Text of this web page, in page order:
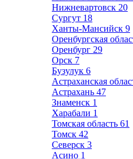
Нижневартовск 20
Сургут 18
Ханты-Мансийск 9
Оренбургская
Оренбург 29
Орск 7
Бузулук 6
Астраханская
Астрахань 47
Знаменск 1
Харабали 1
Томская область 61
Томск 42
Северск 3
Асино 1